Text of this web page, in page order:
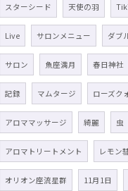
スターシード 天使の羽
Live サロンメニュー ダブ
サロン 魚座満月 春日神社
記録 マムタージ ローズク
アロママッサージ 綺麗 虫
アロマトリートメント レモン
オリオン座流星群 11月1日